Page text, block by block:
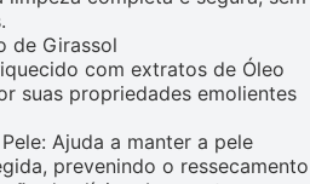
de Girassol
com extratos de Óleo
suas propriedades emolientes
Ajuda a manter a pele
prevenindo o ressecamento